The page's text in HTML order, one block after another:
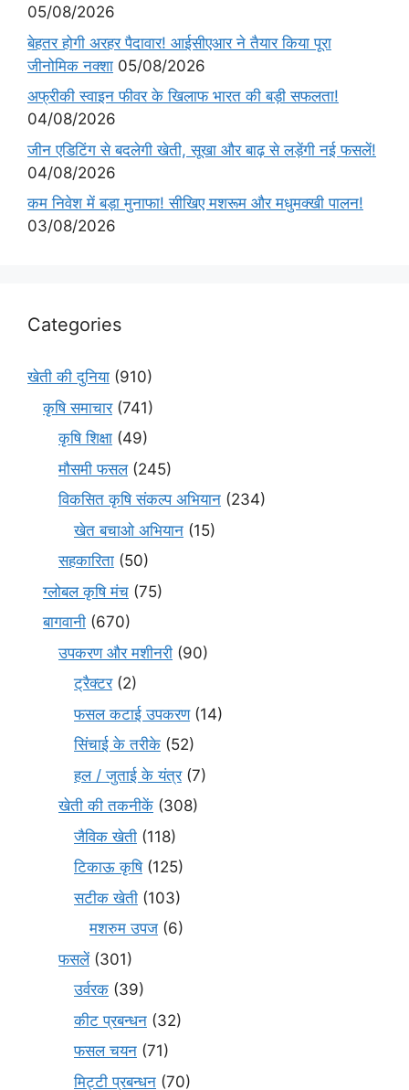
05/08/2026
बेहतर होगी अरहर पैदावार! आईसीएआर ने तैयार किया पूरा
जीनोमिक नक्शा 05/08/2026
अफ्रीकी स्वाइन फीवर के खिलाफ भारत की बड़ी सफलता!
04/08/2026
जीन एडिटिंग से बदलेगी खेती, सूखा और बाढ़ से लड़ेंगी नई फसलें!
04/08/2026
कम निवेश में बड़ा मुनाफा! सीखिए मशरूम और मधुमक्खी पालन!
03/08/2026
Categories
खेती की दुनिया (910)
कृषि समाचार(741)
कृषि शिक्षा (49)
मौसमी फसल(245)
विकसित कृषि संकल्प अभियान (234)
खेत बचाओ अभियान (15)
सहकारिता (50)
ग्लोबल कृषि मंच (75)
बागवानी (670)
उपकरण और मशीनरी (90)
ट्रैक्टर(2)
फसल कटाई उपकरण(14)
सिंचाई के तरीके (52)
हल / जुताई के यंत्र(7)
खेती की तकनीकें (308)
जैविक खेती (118)
टिकाऊ कृषि(125)
सटीक खेती (103)
मशरुम उपज (6)
फसलें(301)
उर्वरक (39)
कीट प्रबन्धन (32)
फसल चयन (71)
मि‌ट्टी प्रबन्धन (70)